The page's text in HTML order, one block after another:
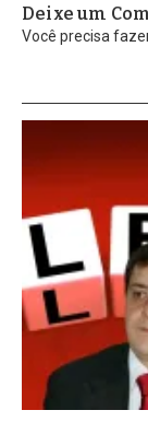
Deixe um
Você precisa